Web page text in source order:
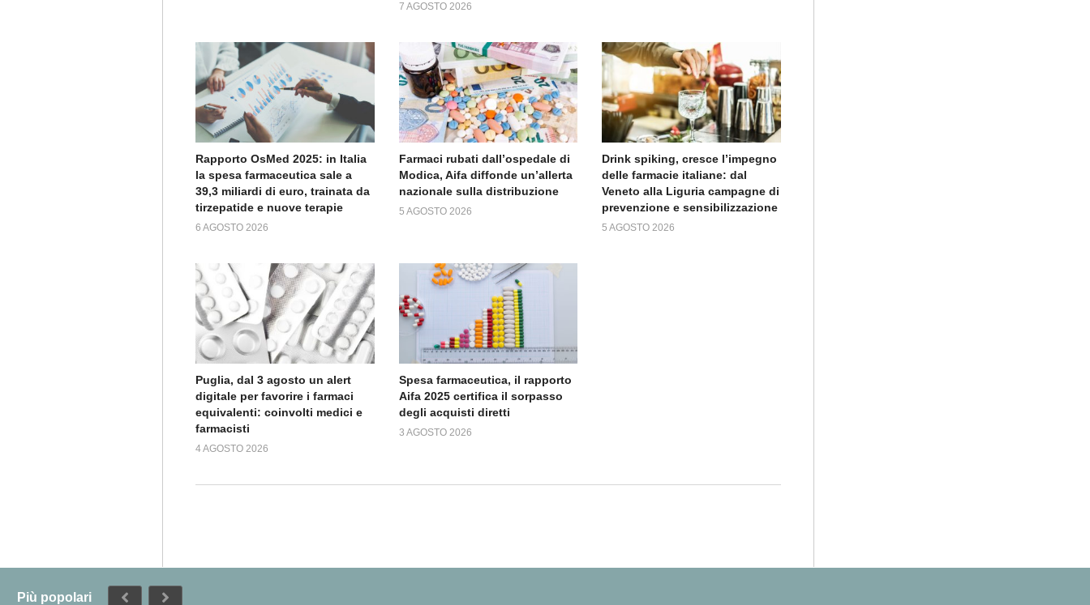
7 AGOSTO 2026
Rapporto OsMed 2025: in Italia
la spesa farmaceutica sale a
39,3 miliardi di euro, trainata da
tirzepatide e nuove terapie
6 AGOSTO 2026
Farmaci rubati dall’ospedale di
Modica, Aifa diffonde un’allerta
nazionale sulla distribuzione
5 AGOSTO 2026
Drink spiking, cresce l’impegno
delle farmacie italiane: dal
Veneto alla Liguria campagne di
prevenzione e sensibilizzazione
5 AGOSTO 2026
Puglia, dal 3 agosto un alert
digitale per favorire i farmaci
equivalenti: coinvolti medici e
farmacisti
4 AGOSTO 2026
Spesa farmaceutica, il rapporto
Aifa 2025 certifica il sorpasso
degli acquisti diretti
3 AGOSTO 2026
Più popolari